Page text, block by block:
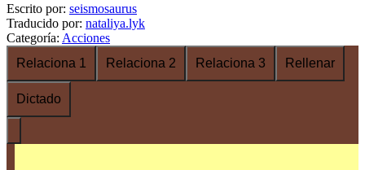
Escrito por: seismosaurus
Traducido por: nataliya.lyk
Categoría: Acciones
Relaciona 1
Relaciona 2 Relaciona 3 Rellenar
Dictado